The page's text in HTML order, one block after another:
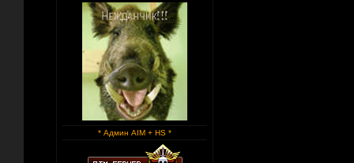
* Админ AIM + HS *